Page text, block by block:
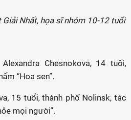
Giải Nhất, họa sĩ nhóm 10-12 tuổi
Chesnokova, 14 tuổi,
“Hoa sen”.
15 tuổi, thành phố Nolinsk, tác
mọi người”.